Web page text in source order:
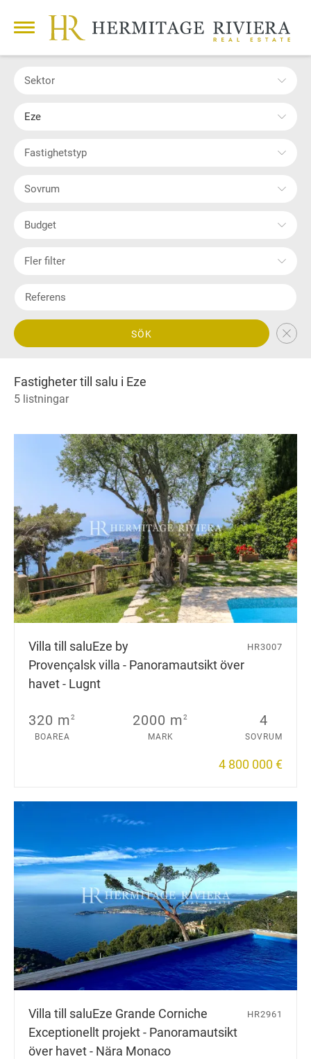
Sektor
Eze
Fastighetstyp
Sovrum
Budget
Fler filter
SÖK
Fastigheter till salu i Eze
5 listningar
Villa till saluEze by
Provençalsk villa - Panoramautsikt över
havet - Lugnt
HR3007
320 m2
BOAREA
2000 m2
MARK
4
SOVRUM
4 800 000 €
Villa till saluEze Grande Corniche
Exceptionellt projekt - Panoramautsikt
över havet - Nära Monaco
HR2961